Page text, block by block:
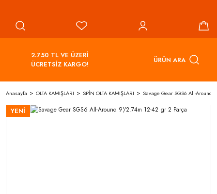
2.750 TL VE ÜZERİ
ÜCRETSİZ KARGO!
ÜRÜN ARA
Anasayfa OLTA KAMIŞLARI SPİN OLTA KAMIŞLARI Savage Gear SGS6 All-Around
YENİ